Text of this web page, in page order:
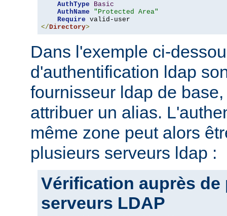
AuthType
Basic
AuthName
"Protected Area"
Require
</Directory>
Dans l'exemple ci-
d'authentification ldap
fournisseur ldap de
attribuer un alias.
même zone peut alors
plusieurs serveurs ldap :
Vérification auprès de
serveurs LDAP